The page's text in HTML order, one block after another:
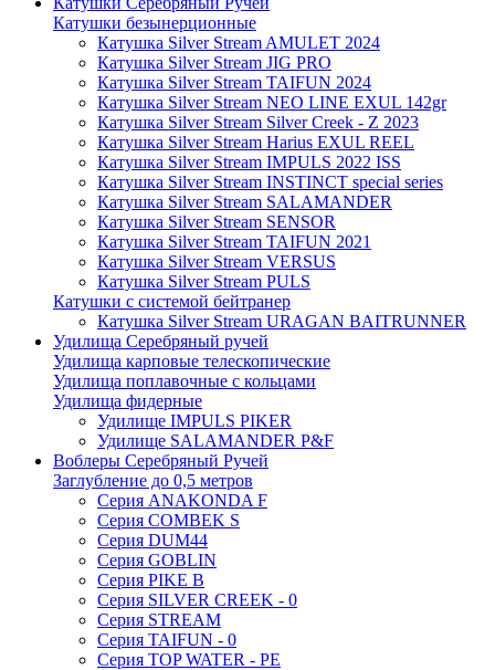
Катушки безынерционные
Катушка Silver Stream AMULET 2024
Катушка Silver Stream JIG PRO
Катушка Silver Stream TAIFUN 2024
Катушка Silver Stream NEO LINE EXUL 142gr
Катушка Silver Stream Silver Creek - Z 2023
Катушка Silver Stream Harius EXUL REEL
Катушка Silver Stream IMPULS 2022 ISS
Катушка Silver Stream INSTINCT special series
Катушка Silver Stream SALAMANDER
Катушка Silver Stream SENSOR
Катушка Silver Stream TAIFUN 2021
Катушка Silver Stream VERSUS
Катушка Silver Stream PULS
Катушки с системой бейтранер
Катушка Silver Stream URAGAN BAITRUNNER
Удилища Серебряный ручей
Удилища карповые телескопические
Удилища поплавочные с кольцами
Удилища фидерные
Удилище IMPULS PIKER
Удилище SALAMANDER P&F
Воблеры Серебряный Ручей
Заглубление до 0,5 метров
Серия ANAKONDA F
Серия COMBEK S
Серия DUM44
Серия GOBLIN
Серия PIKE B
Серия SILVER CREEK - 0
Серия STREAM
Серия TAIFUN - 0
Серия TOP WATER - PE